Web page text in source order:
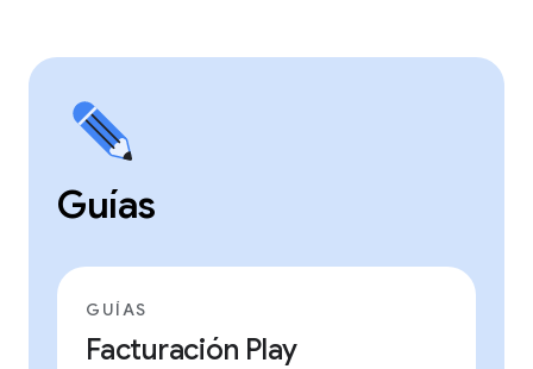
Guías
GUÍAS
Facturación Play